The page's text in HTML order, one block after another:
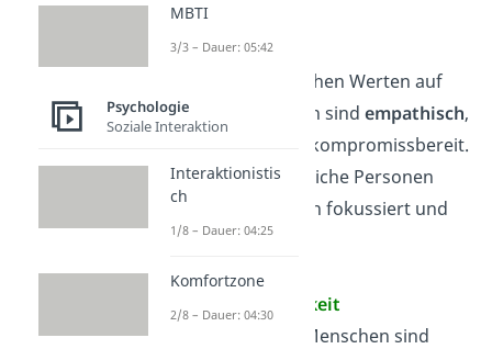
Verträglichkeit
Personen mit hohen Werten auf
dieser Dimension sind empathisch,
und kompromissbereit.
Weniger verträgliche Personen
sind eher auf sich fokussiert und
kompetitiv.
Gewissenhaftigkeit
Gewissenhafte Menschen sind
MBTI
3/3 – Dauer: 05:42
Psychologie
Soziale Interaktion
Interaktionistis
ch
1/8 – Dauer: 04:25
Komfortzone
2/8 – Dauer: 04:30